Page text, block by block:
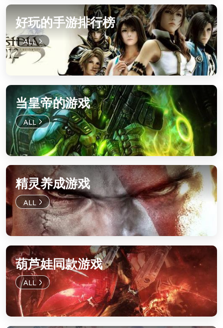
好玩的手游排行榜
当皇帝的游戏
精灵养成游戏
葫芦娃同款游戏